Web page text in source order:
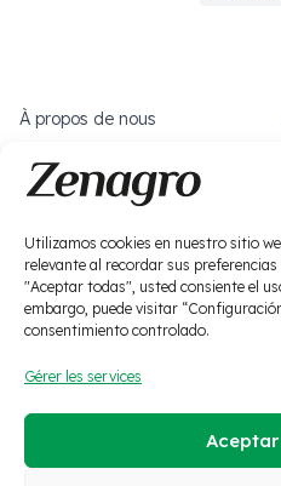
Utilizamos cookies en nuestro sitio
relevante al recordar sus
"Aceptar todas", usted consiente el
embargo, puede visitar
consentimiento controlado.
Gérer les services
À propos de nous
Que faisons-nous ?
Biostimulation
Macronutrition
· Politique relative aux